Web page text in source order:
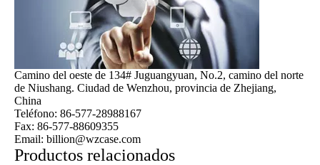
Camino del oeste de 134# Juguangyuan, No.2, camino del norte
de Niushang. Ciudad de Wenzhou, provincia de Zhejiang,
China
Teléfono: 86-577-28988167
Fax: 86-577-88609355
Email: billion@wzcase.com
Productos relacionados